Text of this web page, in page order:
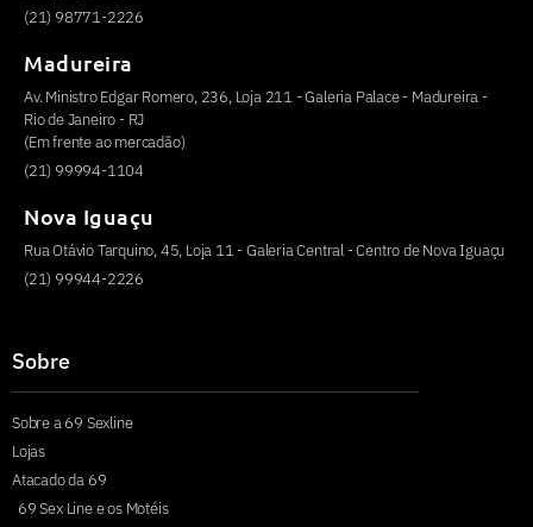
(21) 98771-2226
Madureira
Av. Ministro Edgar Romero, 236, Loja 211 - Galeria Palace - Madureira -
Rio de Janeiro - RJ
(Em frente ao mercadão)
(21) 99994-1104
Nova Iguaçu
Rua Otávio Tarquino, 45, Loja 11 - Galeria Central - Centro de Nova Iguaçu
(21) 99944-2226
Sobre
Sobre a 69 Sexline
Lojas
Atacado da 69
69 Sex Line e os Motéis